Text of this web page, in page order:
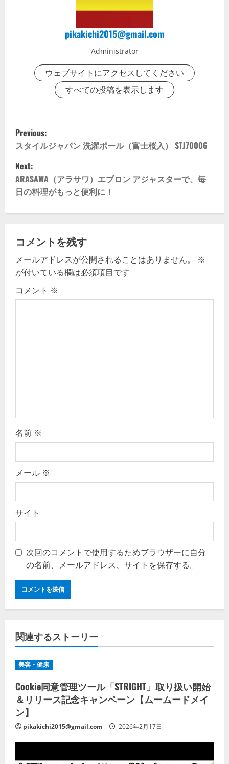
pikakichi2015@gmail.com
Administrator
ウェブサイトにアクセスしてください
すべての投稿を表示します
P
o
s
t
n
a
v
i
g
Previous:
スタイルジャパン 洗濯ボール（富士桜入） STJ70006
Next:
ARASAWA（アラサワ）エプロン アジャスターで、毎
日の料理がもっと便利に！
コメントを残す
メールアドレスが公開されることはありません。
※
が付いている欄は必須項目です
コメント ※
名前 ※
メール ※
サイト
次回のコメントで使用するためブラウザーに自分
の名前、メールアドレス、サイトを保存する。
関連するストーリー
美容・健康
Cookie同意管理ツール「STRIGHT」取り扱い開始
＆リリース記念キャンペーン【ムームードメイ
ン】
pikakichi2015@gmail.com 2026年2月17日